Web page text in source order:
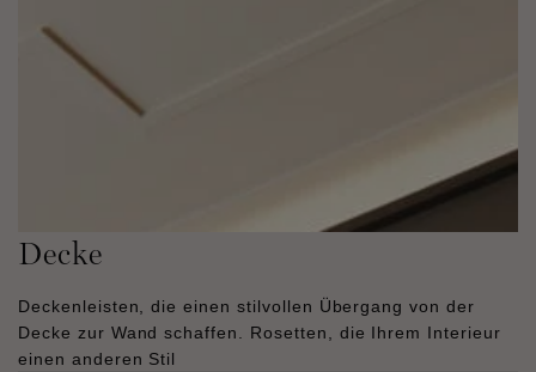
Decke
Deckenleisten, die einen stilvollen Übergang von der
Decke zur Wand schaffen. Rosetten, die Ihrem Interieur
einen anderen Stil